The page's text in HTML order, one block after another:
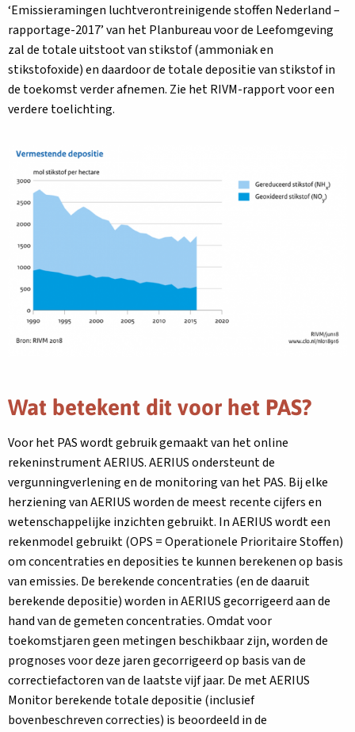
‘Emissieramingen luchtverontreinigende stoffen Nederland –
rapportage-2017’ van het Planbureau voor de Leefomgeving
zal de totale uitstoot van stikstof (ammoniak en
stikstofoxide) en daardoor de totale depositie van stikstof in
de toekomst verder afnemen. Zie het RIVM-rapport voor een
verdere toelichting.
Wat betekent dit voor het PAS?
Voor het PAS wordt gebruik gemaakt van het online
rekeninstrument AERIUS. AERIUS ondersteunt de
vergunningverlening en de monitoring van het PAS. Bij elke
herziening van AERIUS worden de meest recente cijfers en
wetenschappelijke inzichten gebruikt. In AERIUS wordt een
rekenmodel gebruikt (OPS = Operationele Prioritaire Stoffen)
om concentraties en deposities te kunnen berekenen op basis
van emissies. De berekende concentraties (en de daaruit
berekende depositie) worden in AERIUS gecorrigeerd aan de
hand van de gemeten concentraties. Omdat voor
toekomstjaren geen metingen beschikbaar zijn, worden de
prognoses voor deze jaren gecorrigeerd op basis van de
correctiefactoren van de laatste vijf jaar. De met AERIUS
Monitor berekende totale depositie (inclusief
bovenbeschreven correcties) is beoordeeld in de